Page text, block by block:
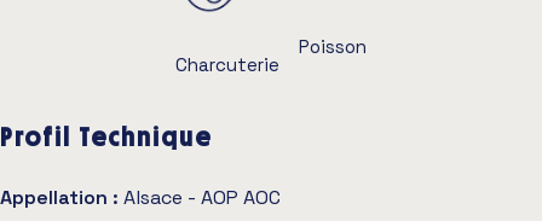
Charcuterie
Poisson
Profil Technique
Appellation : Alsace - AOP AOC